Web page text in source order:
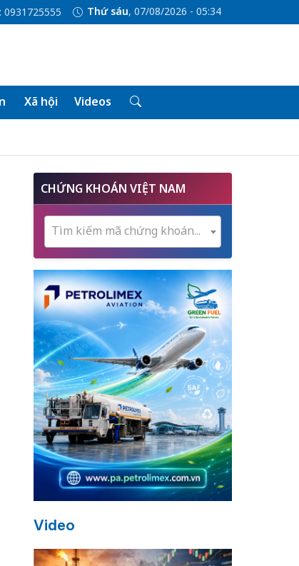
0931725555 Thứ sáu, 07/08/2026 - 05:34
Xã hội Videos
CHỨNG KHOÁN VIỆT NAM
Tìm kiếm mã chứng khoán...
Video